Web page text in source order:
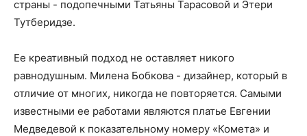
страны - подопечными Татьяны Тарасовой и Этери
Тутберидзе.
Ее креативный подход не оставляет никого
равнодушным. Милена Бобкова - дизайнер, который в
отличие от многих, никогда не повторяется. Самыми
известными ее работами являются платье Евгении
Медведевой к показательному номеру «Комета» и